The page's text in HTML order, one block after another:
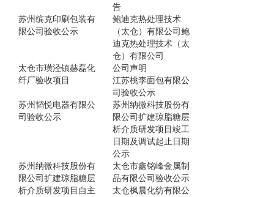
告
苏州缤克印刷包装有
限公司验收公示
鲍迪克热处理技术
（太仓）有限公司鲍
迪克热处理技术（太
仓）有限公司
太仓市璜泾镇赫磊化
纤厂验收项目
公司声明
江苏桃李面包有限公
司验收公示
苏州韬悦电器有限公
司验收公示
苏州纳微科技股份有
限公司扩建琼脂糖层
析介质研发项目竣工
日期及调试起止日期
公示
苏州纳微科技股份有
限公司扩建琼脂糖层
析介质研发项目自主
太仓市鑫铭峰金属制
品有限公司验收公示
太仓枫晨化纺有限公